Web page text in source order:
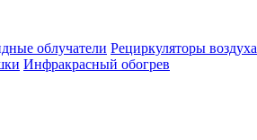
облучатели Рециркуляторы воздуха
Инфракрасный обогрев